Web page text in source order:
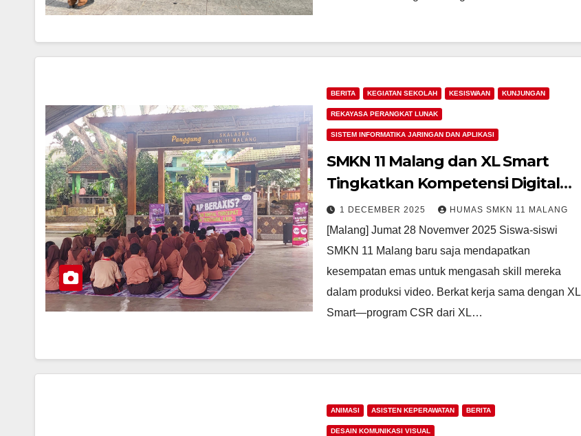
BERITA KEGIATAN SEKOLAH KESISWAAN KUNJUNGAN
REKAYASA PERANGKAT LUNAK
SISTEM INFORMATIKA JARINGAN DAN APLIKASI
SMKN 11 Malang dan XL Smart
Tingkatkan Kompetensi Digital
Siswa Melalui Pelatihan Video
Berbasis AI
1 DECEMBER 2025 HUMAS SMKN 11 MALANG
[Malang] Jumat 28 Novemver 2025 Siswa-siswi
SMKN 11 Malang baru saja mendapatkan
kesempatan emas untuk mengasah skill mereka
dalam produksi video. Berkat kerja sama dengan XL
Smart—program CSR dari XL…
ANIMASI ASISTEN KEPERAWATAN BERITA
DESAIN KOMUNIKASI VISUAL